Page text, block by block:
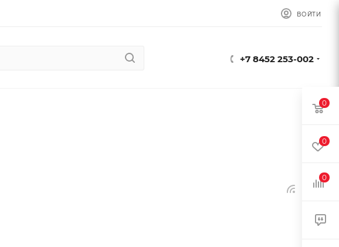
ВОЙТИ
+7 8452 253-002
0
0
0